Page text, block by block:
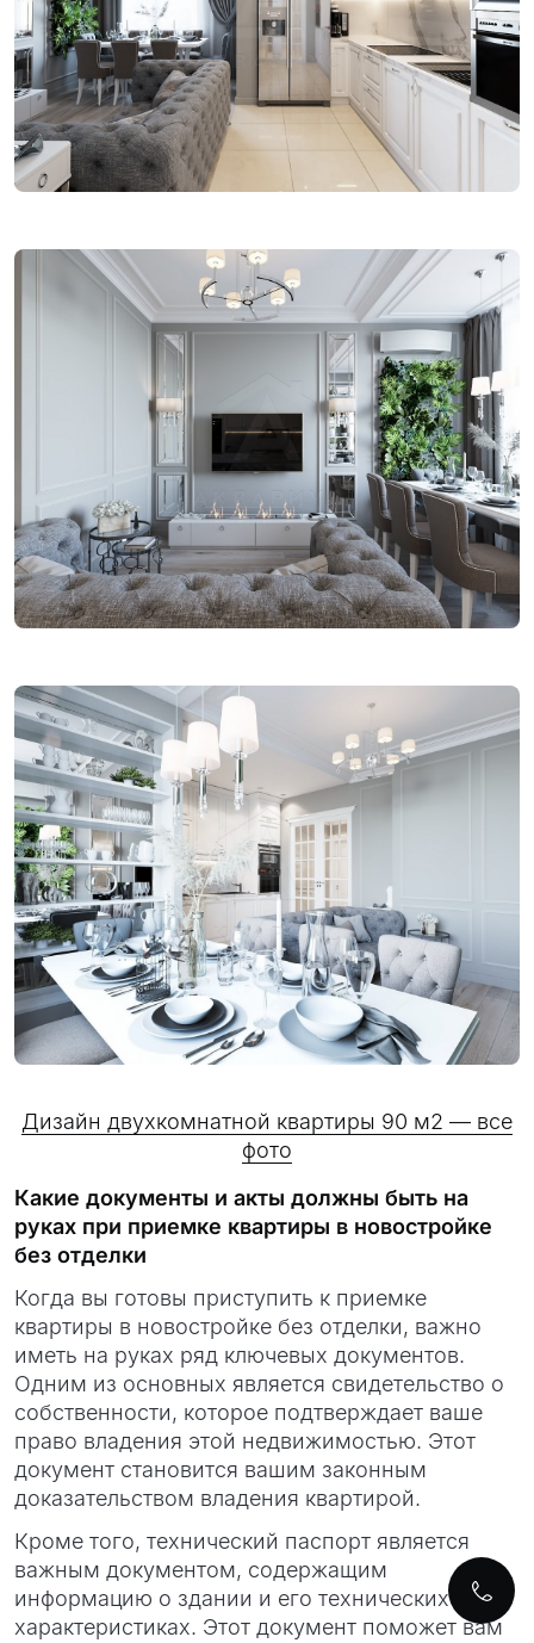
Дизайн двухкомнатной квартиры 90 м2 — все
фото
Какие документы и акты должны быть на
руках при приемке квартиры в новостройке
без отделки
Когда вы готовы приступить к приемке
квартиры в новостройке без отделки, важно
иметь на руках ряд ключевых документов.
Одним из основных является свидетельство о
собственности, которое подтверждает ваше
право владения этой недвижимостью. Этот
документ становится вашим законным
доказательством владения квартирой.
Кроме того, технический паспорт является
важным документом, содержащим
информацию о здании и его технических
характеристиках. Этот документ поможет вам